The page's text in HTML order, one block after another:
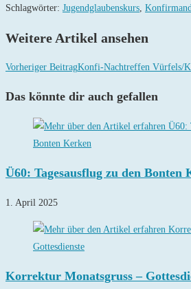
Schlagwörter: Jugendglaubenskurs,
Weitere Artikel ansehen
Vorheriger BeitragKonfi-Nachtreffen Vürfels/
Das könnte dir auch gefallen
Ü60: Tagesausflug zu den Bonten
1. April 2025
Korrektur Monatsgruss –